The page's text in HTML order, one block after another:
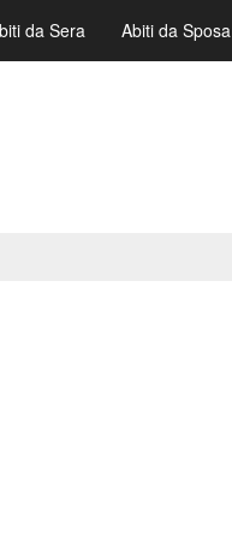
da Sera Abiti da Sposa